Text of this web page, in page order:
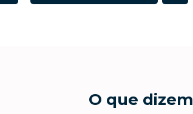
O que